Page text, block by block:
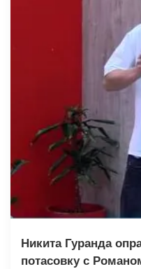
Никита Гуранда
потасовку с